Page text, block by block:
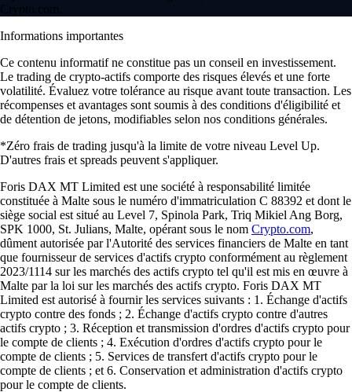
Crypto.com.
Informations importantes
Ce contenu informatif ne constitue pas un conseil en investissement.
Le trading de crypto-actifs comporte des risques élevés et une forte
volatilité. Évaluez votre tolérance au risque avant toute transaction. Les
récompenses et avantages sont soumis à des conditions d'éligibilité et
de détention de jetons, modifiables selon nos conditions générales.
*Zéro frais de trading jusqu'à la limite de votre niveau Level Up.
D'autres frais et spreads peuvent s'appliquer.
Foris DAX MT Limited est une société à responsabilité limitée
constituée à Malte sous le numéro d'immatriculation C 88392 et dont le
siège social est situé au Level 7, Spinola Park, Triq Mikiel Ang Borg,
SPK 1000, St. Julians, Malte, opérant sous le nom Crypto.com,
dûment autorisée par l'Autorité des services financiers de Malte en tant
que fournisseur de services d'actifs crypto conformément au règlement
2023/1114 sur les marchés des actifs crypto tel qu'il est mis en œuvre à
Malte par la loi sur les marchés des actifs crypto. Foris DAX MT
Limited est autorisé à fournir les services suivants : 1. Échange d'actifs
crypto contre des fonds ; 2. Échange d'actifs crypto contre d'autres
actifs crypto ; 3. Réception et transmission d'ordres d'actifs crypto pour
le compte de clients ; 4. Exécution d'ordres d'actifs crypto pour le
compte de clients ; 5. Services de transfert d'actifs crypto pour le
compte de clients ; et 6. Conservation et administration d'actifs crypto
pour le compte de clients.